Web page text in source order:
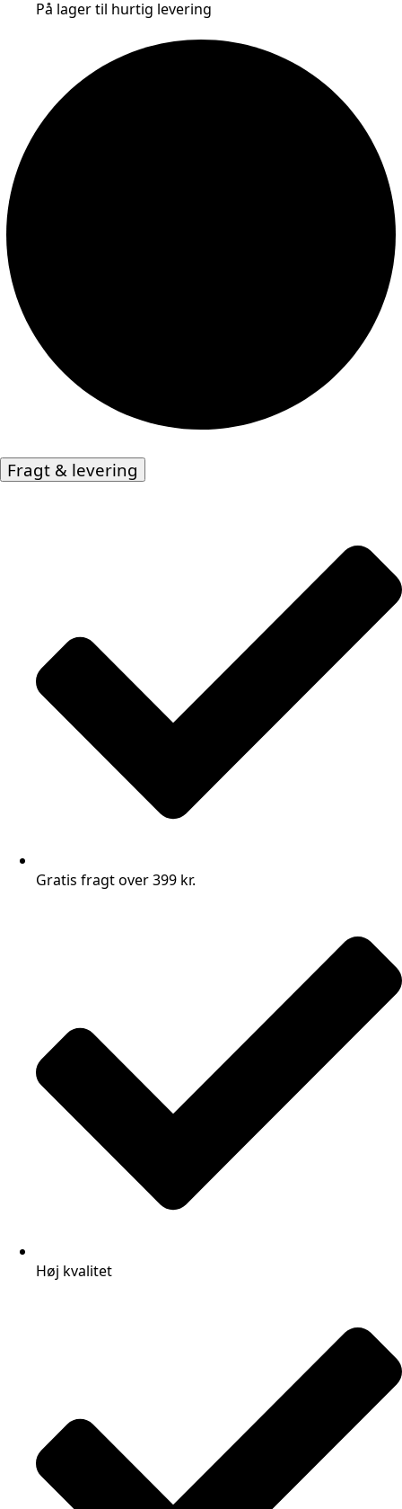
På lager til hurtig levering
Fragt & levering
Gratis fragt over 399 kr.
Høj kvalitet